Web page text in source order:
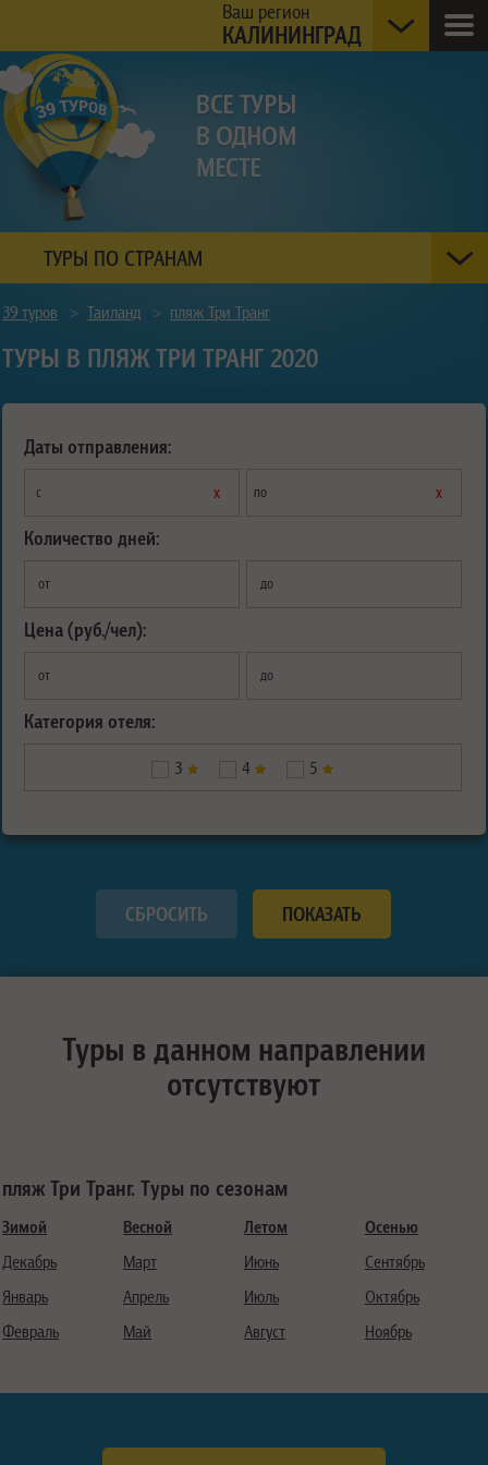
Ваш регион
КАЛИНИНГРАД
ТУРЫ ПО СТРАНАМ
39 туров > Таиланд > пляж Три Транг
ТУРЫ В ПЛЯЖ ТРИ ТРАНГ 2020
Даты отправления:
с х по х
Количество дней:
от до
Цена (руб./чел):
от до
Категория отеля:
3 4 5
Туры в данном направлении
отсутствуют
пляж Три Транг. Туры по сезонам
Зимой
Декабрь
Январь
Февраль
Весной
Март
Апрель
Май
Летом
Июнь
Июль
Август
Осенью
Сентябрь
Октябрь
Ноябрь